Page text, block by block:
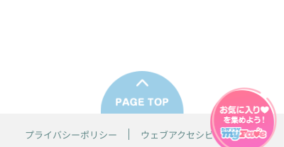
プライバシーポリシー
ウェブアクセシビリティ方針